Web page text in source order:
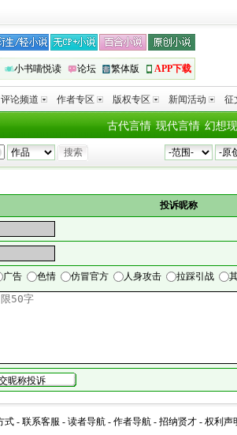
小书喵悦读 论坛 繁体版 APP下载
评论频道 作者专区 版权专区 新闻活动 征
幻想
现代言情
古代言情
投诉昵称
广告 色情 仿冒官方 人身攻击 拉踩引战
式 - 联系客服 - 读者导航 - 作者导航 - 招纳贤才 - 权利声